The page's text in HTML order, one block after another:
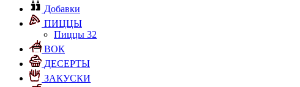
Добавки
ПИЦЦЫ
Пиццы 32
ВОК
ДЕСЕРТЫ
ЗАКУСКИ